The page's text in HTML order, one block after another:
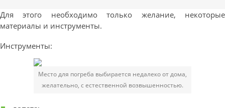
Для этого необходимо только желание, некоторые
материалы и инструменты.
Инструменты:
Место для погреба выбирается недалеко от дома,
желательно, с естественной возвышенностью.